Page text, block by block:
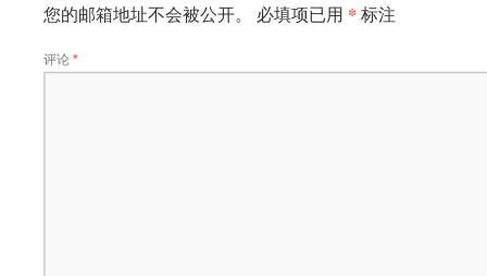
您的邮箱地址不会被公开。 必填项已用 * 标注
评论*